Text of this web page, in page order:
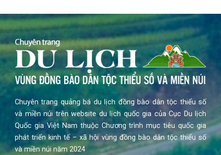
Chuyên trang quảng bá du lịch đồng bào dân tộc thiểu số
và miền núi trên website du lịch quốc gia của Cục Du lịch
Quốc gia Việt Nam thuộc Chương trình mục tiêu quốc gia
phát triển kinh tế – xã hội vùng đồng bào dân tộc thiểu số
và miền núi năm 2024